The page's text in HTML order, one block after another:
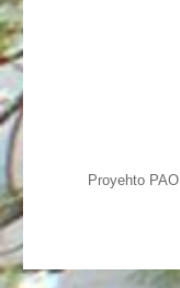
Proyehto PAO